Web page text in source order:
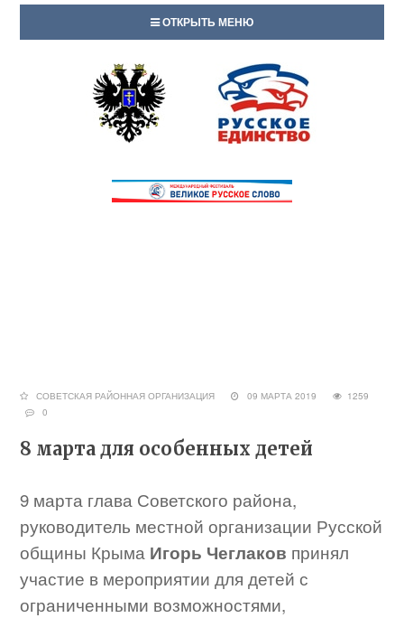
ОТКРЫТЬ МЕНЮ
СОВЕТСКАЯ РАЙОННАЯ ОРГАНИЗАЦИЯ 09 МАРТА 2019
1259
0
8 марта для особенных детей
9 марта глава Советского района,
руководитель местной организации Русской
общины Крыма Игорь Чеглаков принял
участие в мероприятии для детей с
ограниченными возможностями,